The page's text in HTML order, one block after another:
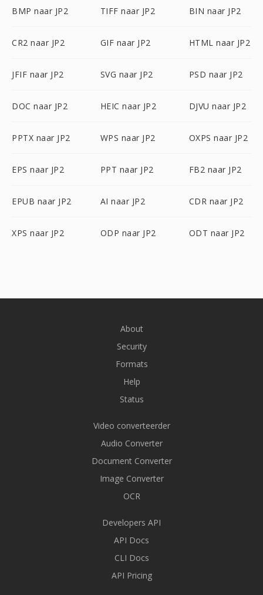
BMP naar JP2 TIFF naar JP2 BIN naar JP2
CR2 naar JP2 GIF naar JP2 HTML naar JP2
JFIF naar JP2 SVG naar JP2 PSD naar JP2
DOC naar JP2 HEIC naar JP2 DJVU naar JP2
PPTX naar JP2 WPS naar JP2 OXPS naar JP2
EPS naar JP2 PPT naar JP2 FB2 naar JP2
EPUB naar JP2 AI naar JP2 CDR naar JP2
XPS naar JP2 ODP naar JP2 ODT naar JP2
About
Security
Formats
Help
Status
Video converteerder
Audio Converter
Document Converter
Image Converter
OCR
Developers API
API Docs
CLI Docs
API Pricing